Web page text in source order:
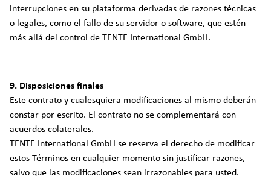
interrupciones en su plataforma derivadas de razones técnicas
o legales, como el fallo de su servidor o software, que estén
más allá del control de TENTE International GmbH.
9. Disposiciones finales
Este contrato y cualesquiera modificaciones al mismo deberán
constar por escrito. El contrato no se complementará con
acuerdos colaterales.
TENTE International GmbH se reserva el derecho de modificar
estos Términos en cualquier momento sin justificar razones,
salvo que las modificaciones sean irrazonables para usted.